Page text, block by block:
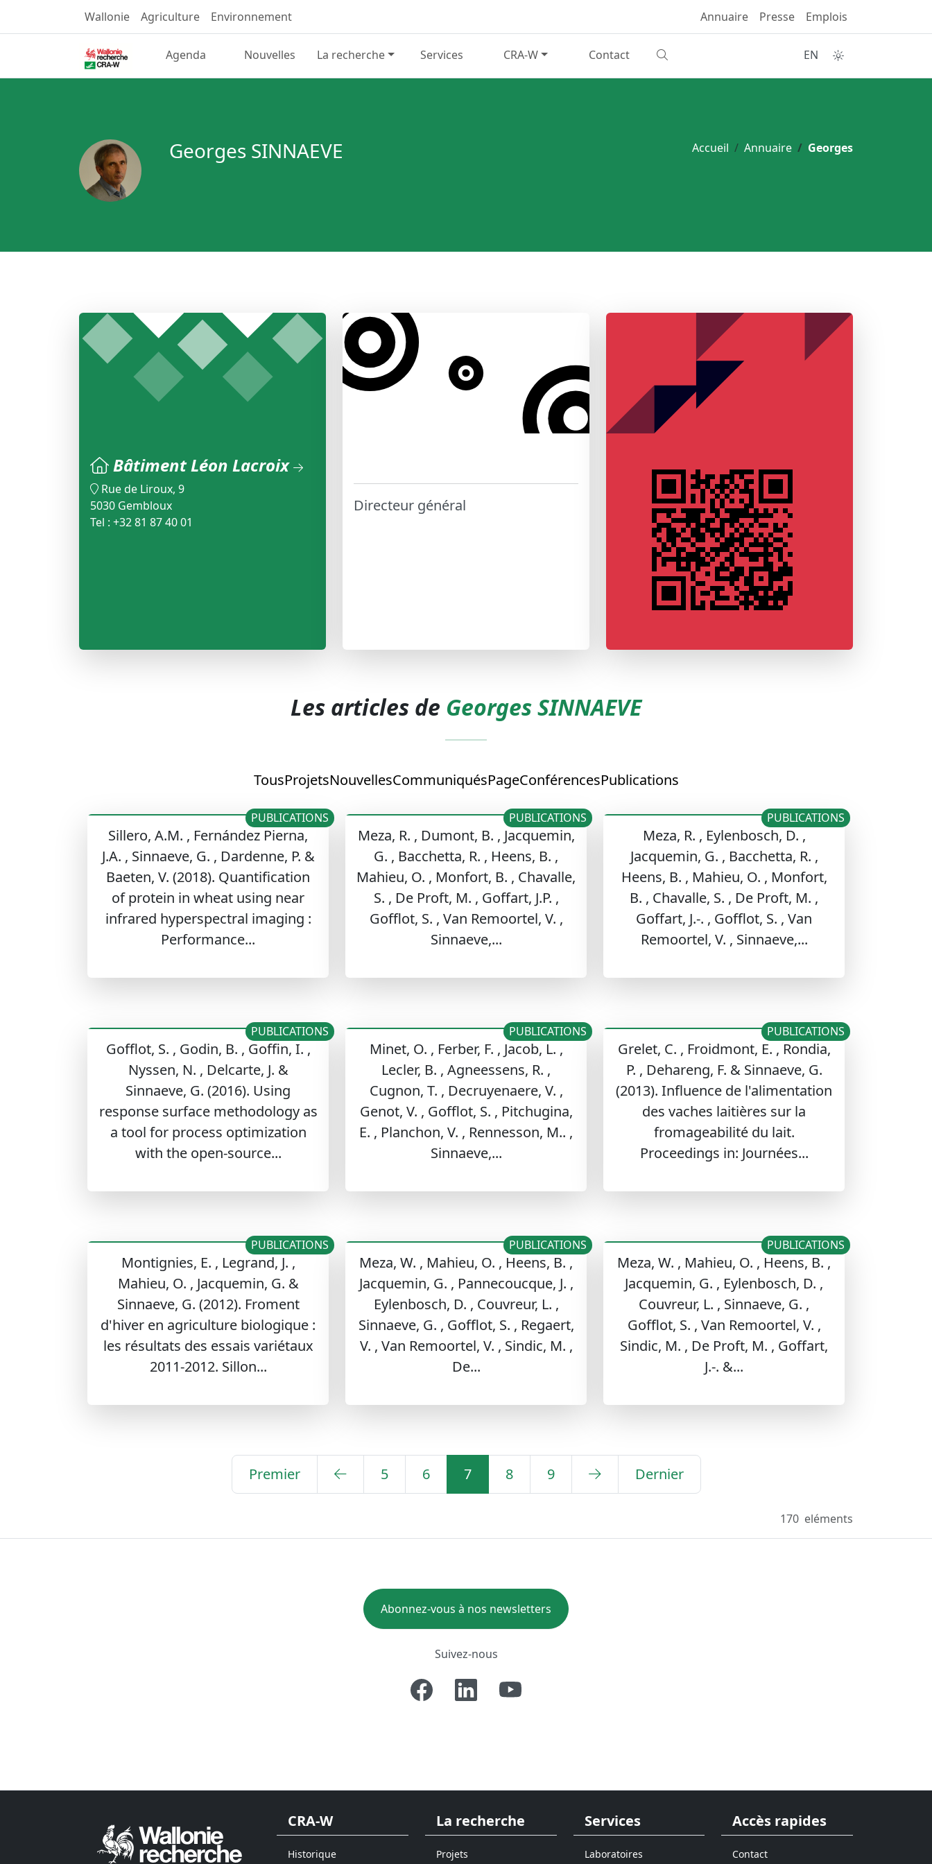
Wallonie Agriculture Environnement Annuaire Presse Emplois
Agenda Nouvelles La recherche Services CRA-W Contact EN
Accueil Annuaire Georges
Georges SINNAEVE
Bâtiment Léon Lacroix
Rue de Liroux, 9
5030 Gembloux
Tel : +32 81 87 40 01
Directeur général
Les articles de Georges SINNAEVE
TousProjetsNouvellesCommuniquésPageConférencesPublications
Sillero, A.M. , Fernández Pierna,
J.A. , Sinnaeve, G. , Dardenne, P. &
Baeten, V. (2018). Quantification
of protein in wheat using near
infrared hyperspectral imaging :
Performance...
PUBLICATIONS
Meza, R. , Dumont, B. , Jacquemin,
G. , Bacchetta, R. , Heens, B. ,
Mahieu, O. , Monfort, B. , Chavalle,
S. , De Proft, M. , Goffart, J.P. ,
Gofflot, S. , Van Remoortel, V. ,
Sinnaeve,...
PUBLICATIONS
Meza, R. , Eylenbosch, D. ,
Jacquemin, G. , Bacchetta, R. ,
Heens, B. , Mahieu, O. , Monfort,
B. , Chavalle, S. , De Proft, M. ,
Goffart, J.-. , Gofflot, S. , Van
Remoortel, V. , Sinnaeve,...
PUBLICATIONS
Gofflot, S. , Godin, B. , Goffin, I. ,
Nyssen, N. , Delcarte, J. &
Sinnaeve, G. (2016). Using
response surface methodology as
a tool for process optimization
with the open-source...
PUBLICATIONS
Minet, O. , Ferber, F. , Jacob, L. ,
Lecler, B. , Agneessens, R. ,
Cugnon, T. , Decruyenaere, V. ,
Genot, V. , Gofflot, S. , Pitchugina,
E. , Planchon, V. , Rennesson, M.. ,
Sinnaeve,...
PUBLICATIONS
Grelet, C. , Froidmont, E. , Rondia,
P. , Dehareng, F. & Sinnaeve, G.
(2013). Influence de l'alimentation
des vaches laitières sur la
fromageabilité du lait.
Proceedings in: Journées...
PUBLICATIONS
Montignies, E. , Legrand, J. ,
Mahieu, O. , Jacquemin, G. &
Sinnaeve, G. (2012). Froment
d'hiver en agriculture biologique :
les résultats des essais variétaux
2011-2012. Sillon...
PUBLICATIONS
Meza, W. , Mahieu, O. , Heens, B. ,
Jacquemin, G. , Pannecoucque, J. ,
Eylenbosch, D. , Couvreur, L. ,
Sinnaeve, G. , Gofflot, S. , Regaert,
V. , Van Remoortel, V. , Sindic, M. ,
De...
PUBLICATIONS
Meza, W. , Mahieu, O. , Heens, B. ,
Jacquemin, G. , Eylenbosch, D. ,
Couvreur, L. , Sinnaeve, G. ,
Gofflot, S. , Van Remoortel, V. ,
Sindic, M. , De Proft, M. , Goffart,
J.-. &...
PUBLICATIONS
Premier 5 6 7 8 9 Dernier
170 eléments
Abonnez-vous à nos newsletters
Suivez-nous
CRA-W
Historique
La recherche
Projets
Services
Laboratoires
Accès rapides
Contact